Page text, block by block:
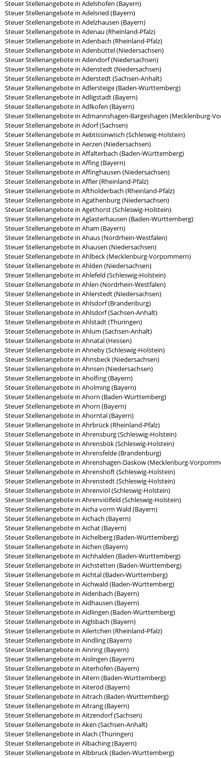
Steuer Stellenangebote in Adelshofen (Bayern)
Steuer Stellenangebote in Adelsried (Bayern)
Steuer Stellenangebote in Adelzhausen (Bayern)
Steuer Stellenangebote in Adenau (Rheinland-Pfalz)
Steuer Stellenangebote in Adenbach (Rheinland-Pfalz)
Steuer Stellenangebote in Adenbüttel (Niedersachsen)
Steuer Stellenangebote in Adendorf (Niedersachsen)
Steuer Stellenangebote in Adenstedt (Niedersachsen)
Steuer Stellenangebote in Aderstedt (Sachsen-Anhalt)
Steuer Stellenangebote in Adlersteige (Baden-Württemberg)
Steuer Stellenangebote in Adligstadt (Bayern)
Steuer Stellenangebote in Adlkofen (Bayern)
Steuer Stellenangebote in Admannshagen-Bargeshagen (Mecklenburg-
Steuer Stellenangebote in Adorf (Sachsen)
Steuer Stellenangebote in Aebtissinwisch (Schleswig-Holstein)
Steuer Stellenangebote in Aerzen (Niedersachsen)
Steuer Stellenangebote in Affalterbach (Baden-Württemberg)
Steuer Stellenangebote in Affing (Bayern)
Steuer Stellenangebote in Affinghausen (Niedersachsen)
Steuer Stellenangebote in Affler (Rheinland-Pfalz)
Steuer Stellenangebote in Aftholderbach (Rheinland-Pfalz)
Steuer Stellenangebote in Agathenburg (Niedersachsen)
Steuer Stellenangebote in Agethorst (Schleswig-Holstein)
Steuer Stellenangebote in Aglasterhausen (Baden-Württemberg)
Steuer Stellenangebote in Aham (Bayern)
Steuer Stellenangebote in Ahaus (Nordrhein-Westfalen)
Steuer Stellenangebote in Ahausen (Niedersachsen)
Steuer Stellenangebote in Ahlbeck (Mecklenburg-Vorpommern)
Steuer Stellenangebote in Ahlden (Niedersachsen)
Steuer Stellenangebote in Ahlefeld (Schleswig-Holstein)
Steuer Stellenangebote in Ahlen (Nordrhein-Westfalen)
Steuer Stellenangebote in Ahlerstedt (Niedersachsen)
Steuer Stellenangebote in Ahlsdorf (Brandenburg)
Steuer Stellenangebote in Ahlsdorf (Sachsen-Anhalt)
Steuer Stellenangebote in Ahlstädt (Thüringen)
Steuer Stellenangebote in Ahlum (Sachsen-Anhalt)
Steuer Stellenangebote in Ahnatal (Hessen)
Steuer Stellenangebote in Ahneby (Schleswig-Holstein)
Steuer Stellenangebote in Ahnsbeck (Niedersachsen)
Steuer Stellenangebote in Ahnsen (Niedersachsen)
Steuer Stellenangebote in Aholfing (Bayern)
Steuer Stellenangebote in Aholming (Bayern)
Steuer Stellenangebote in Ahorn (Baden-Württemberg)
Steuer Stellenangebote in Ahorn (Bayern)
Steuer Stellenangebote in Ahorntal (Bayern)
Steuer Stellenangebote in Ahrbrück (Rheinland-Pfalz)
Steuer Stellenangebote in Ahrensburg (Schleswig-Holstein)
Steuer Stellenangebote in Ahrensbök (Schleswig-Holstein)
Steuer Stellenangebote in Ahrensfelde (Brandenburg)
Steuer Stellenangebote in Ahrenshagen-Daskow (Mecklenburg-
Steuer Stellenangebote in Ahrenshöft (Schleswig-Holstein)
Steuer Stellenangebote in Ahrenstedt (Schleswig-Holstein)
Steuer Stellenangebote in Ahrenviöl (Schleswig-Holstein)
Steuer Stellenangebote in Ahrenviölfeld (Schleswig-Holstein)
Steuer Stellenangebote in Aicha vorm Wald (Bayern)
Steuer Stellenangebote in Aichach (Bayern)
Steuer Stellenangebote in Aichat (Bayern)
Steuer Stellenangebote in Aichelberg (Baden-Württemberg)
Steuer Stellenangebote in Aichen (Bayern)
Steuer Stellenangebote in Aichhalden (Baden-Württemberg)
Steuer Stellenangebote in Aichstetten (Baden-Württemberg)
Steuer Stellenangebote in Aichtal (Baden-Württemberg)
Steuer Stellenangebote in Aichwald (Baden-Württemberg)
Steuer Stellenangebote in Aidenbach (Bayern)
Steuer Stellenangebote in Aidhausen (Bayern)
Steuer Stellenangebote in Aidlingen (Baden-Württemberg)
Steuer Stellenangebote in Aiglsbach (Bayern)
Steuer Stellenangebote in Ailertchen (Rheinland-Pfalz)
Steuer Stellenangebote in Aindling (Bayern)
Steuer Stellenangebote in Ainring (Bayern)
Steuer Stellenangebote in Aislingen (Bayern)
Steuer Stellenangebote in Aiterhofen (Bayern)
Steuer Stellenangebote in Aitern (Baden-Württemberg)
Steuer Stellenangebote in Aiteröd (Bayern)
Steuer Stellenangebote in Aitrach (Baden-Württemberg)
Steuer Stellenangebote in Aitrang (Bayern)
Steuer Stellenangebote in Aitzendorf (Sachsen)
Steuer Stellenangebote in Aken (Sachsen-Anhalt)
Steuer Stellenangebote in Alach (Thüringen)
Steuer Stellenangebote in Albaching (Bayern)
Steuer Stellenangebote in Albbruck (Baden-Württemberg)